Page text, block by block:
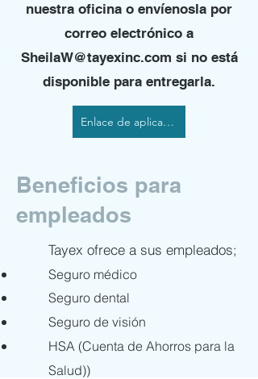
nuestra oficina o envíenosla por
correo electrónico a
SheilaW@tayexinc.com si no está
disponible para entregarla.
Enlace de aplicación
Beneficios para
empleados
Tayex ofrece a sus empleados;
Seguro médico
Seguro dental
Seguro de visión
HSA (Cuenta de Ahorros para la
Salud))